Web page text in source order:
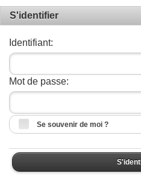
S'identifier
Identifiant:
Mot de passe:
Se souvenir de moi ?